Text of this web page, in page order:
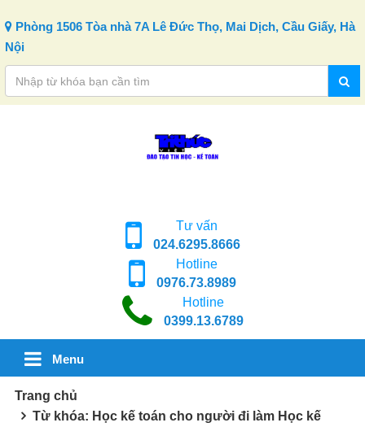
Phòng 1506 Tòa nhà 7A Lê Đức Thọ, Mai Dịch, Cầu Giấy, Hà
Nội
Tư vấn
024.6295.8666
Hotline
0976.73.8989
Hotline
0399.13.6789
Menu
Trang chủ
Từ khóa: Học kế toán cho người đi làm Học kế